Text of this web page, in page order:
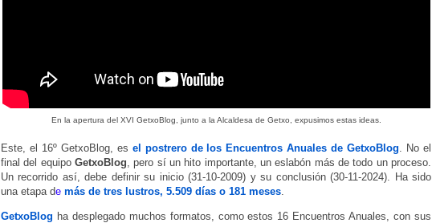
En la apertura del XVI GetxoBlog, junto a la Alcaldesa de Getxo, expusimos estas ideas.
Este, el 16º GetxoBlog, es el postrero de los Encuentros Anuales de GetxoBlog. No el
final del equipo GetxoBlog, pero sí un hito importante, un eslabón más de todo un proceso.
Un recorrido así, debe definir su inicio (31-10-2009) y su conclusión (30-11-2024). Ha sido
una etapa de más de tres lustros, 5.509 días o 181 meses.
GetxoBlog ha desplegado muchos formatos, como estos 16 Encuentros Anuales, con sus